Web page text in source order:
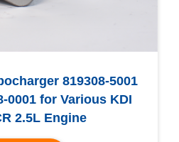
819308-5001
0001 for Various KDI
2.5L Engine